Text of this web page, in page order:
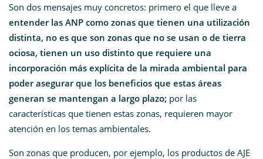
Son dos mensajes muy concretos: primero el que lleve a
entender las ANP como zonas que tienen una utilización
distinta, no es que son zonas que no se usan o de tierra
ociosa, tienen un uso distinto que requiere una
incorporación más explícita de la mirada ambiental para
poder asegurar que los beneficios que estas áreas
generan se mantengan a largo plazo; por las
características que tienen estas zonas, requieren mayor
atención en los temas ambientales.
Son zonas que producen, por ejemplo, los productos de AJE